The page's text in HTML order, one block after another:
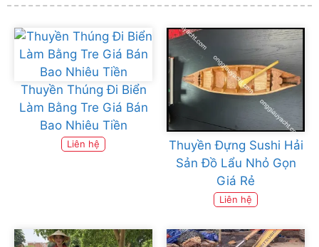
Thuyền Thúng Đi Biển
Làm Bằng Tre Giá Bán
Bao Nhiêu Tiền
Liên hệ
Thuyền Đựng Sushi Hải
Sản Đồ Lẩu Nhỏ Gọn
Giá Rẻ
Liên hệ